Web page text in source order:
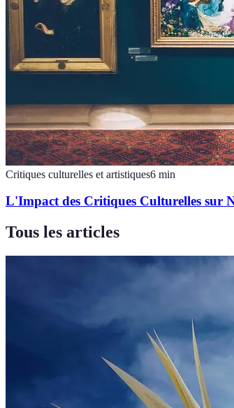
Critiques culturelles et artistiques6 min
L'Impact des Critiques Culturelles sur
Tous les articles